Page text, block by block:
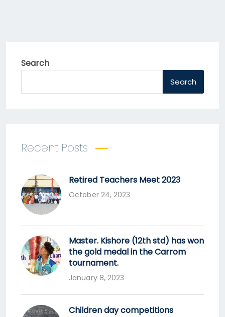
Search
Search
Recent Posts
Retired Teachers Meet 2023
October 24, 2023
Master. Kishore (12th std) has won
the gold medal in the Carrom
tournament.
January 8, 2023
Children day competitions